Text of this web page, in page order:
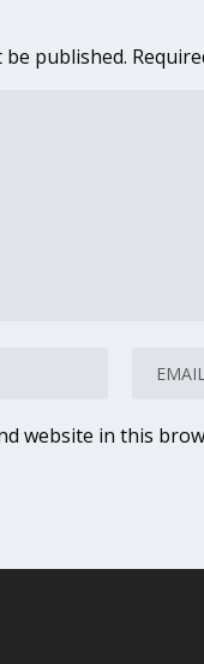
published.
website in this